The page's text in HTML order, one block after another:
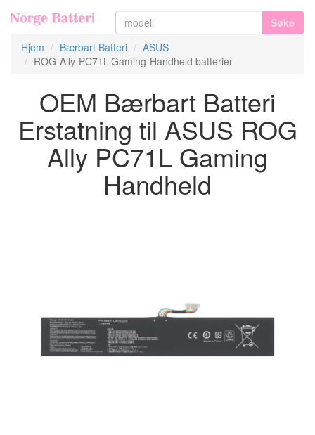
Søke
Hjem
Bærbart Batteri
ASUS
ROG-Ally-PC71L-Gaming-Handheld batterier
OEM Bærbart Batteri
Erstatning til ASUS ROG
Ally PC71L Gaming
Handheld